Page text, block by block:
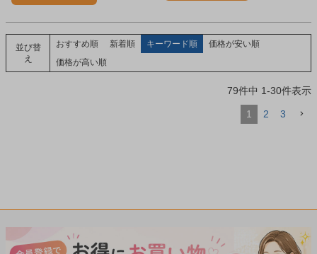
並び替
え
おすすめ順 新着順 キーワード順
価格が安い順
価格が高い順
79件中 1-30件表示
1 2 3